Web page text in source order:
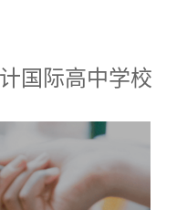
国际高中学校